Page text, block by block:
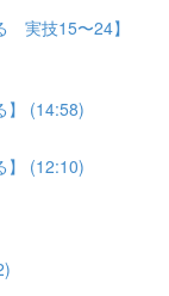
実技15〜24】
】 (14:58)
】 (12:10)